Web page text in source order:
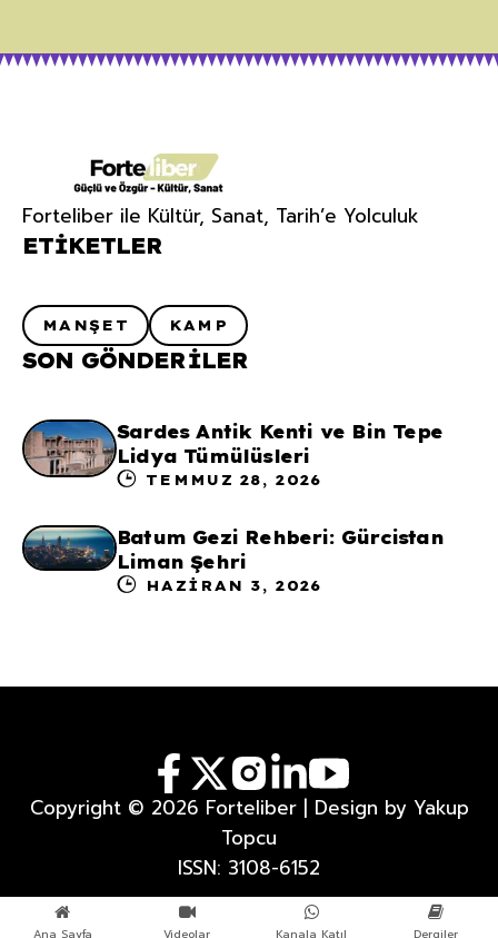
Forteliber ile Kültür, Sanat, Tarih’e Yolculuk
ETIKETLER
MANŞET KAMP
SON GÖNDERILER
Sardes Antik Kenti ve Bin Tepe
Lidya Tümülüsleri
TEMMUZ 28, 2026
Batum Gezi Rehberi: Gürcistan
Liman Şehri
HAZIRAN 3, 2026
Copyright © 2026 Forteliber | Design by Yakup
Topcu
ISSN: 3108-6152
Ana Sayfa Videolar Kanala Katıl Dergiler